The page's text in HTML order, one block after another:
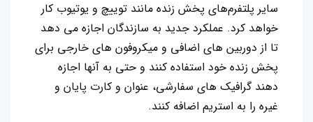
سایر پلتفرم‌های پخش زنده مانند توییچ و یوتیوب کار
خواهد کرد. عملکرد جدید به سازندگان اجازه می دهد
تا از دوربین های اضافی و میکروفون های خارجی برای
پخش زنده خود استفاده کنند و حتی به آنها اجازه
دهند گرافیک های سفارشی، عنوان و کارت پایان و
غیره را به استریم اضافه کنند.